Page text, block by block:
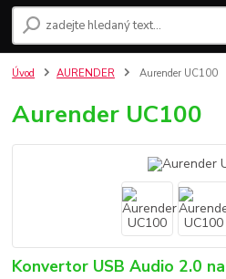
Úvod AURENDER Aurender UC100
Aurender UC100
Konvertor USB Audio 2.0